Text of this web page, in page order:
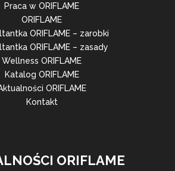
Praca w ORIFLAME
ORIFLAME
ORIFLAME – zarobki
ORIFLAME – zasady
Wellness ORIFLAME
Katalog ORIFLAME
ORIFLAME
Kontakt
ORIFLAME